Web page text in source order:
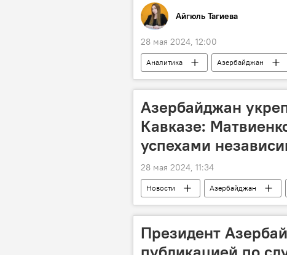
Айгюль Тагиева
28 мая 2024, 12:00
Аналитика Азербайджан
Газ
месторождение "Шахдениз"
Азербайджан
Кавказе:
успехами
28 мая 2024, 11:34
Новости Азербайджан
Валентина Матвиенко
Милли
Президент